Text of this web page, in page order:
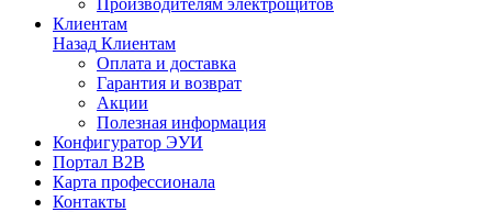
Производителям электрощитов
Клиентам
Назад Клиентам
Оплата и доставка
Гарантия и возврат
Акции
Полезная информация
Конфигуратор ЭУИ
Портал B2B
Карта профессионала
Контакты